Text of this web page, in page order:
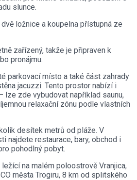
slunce.
ložnice a koupelna přístupná ze
zařízený, takže je připraven k
pronájmu.
parkovací místo a také část zahrady
jacuzzi. Tento prostor nabízí i
lze zde vybudovat například saunu,
relaxační zónu podle vlastních
desítek metrů od pláže. V
najdete restaurace, bary, obchod i
pohodlný pobyt.
na malém poloostrově Vranjica,
města Trogiru, 8 km od splitského